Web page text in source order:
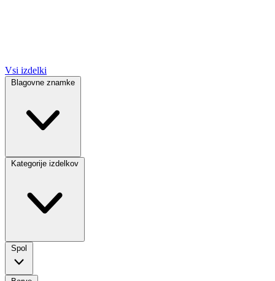
Vsi izdelki
Blagovne znamke
Kategorije izdelkov
Spol